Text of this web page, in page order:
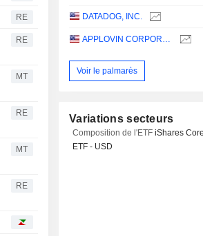
RE
RE
MT
RE
MT
RE
DATADOG, INC.
APPLOVIN CORPORATION
Voir le palmarès
Variations secteurs
Composition de l'ETFiShares
ETF - USD